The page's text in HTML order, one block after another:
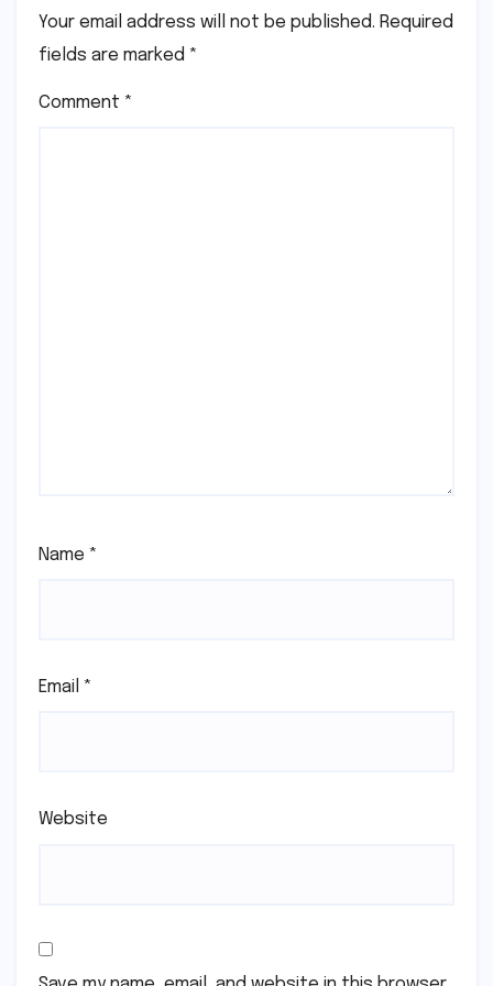
Your email address will not be published. Required
fields are marked *
Comment *
Name *
Email *
Website